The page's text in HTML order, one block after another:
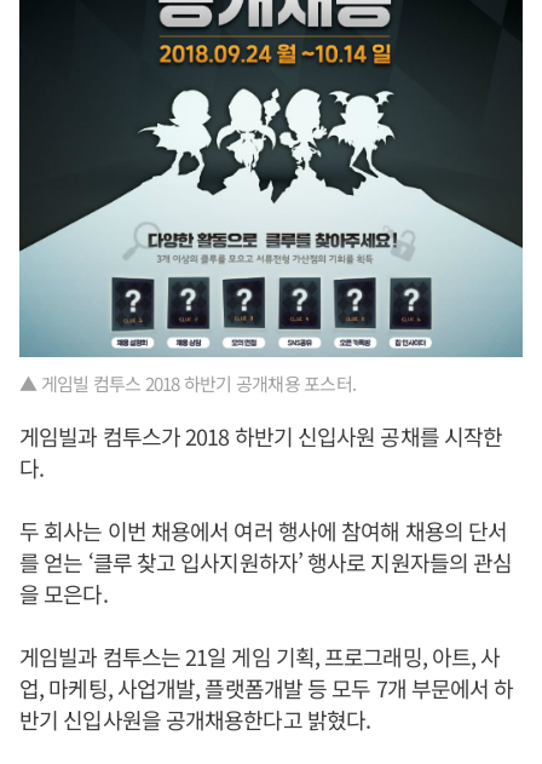
▲ 게임빌 컴투스 2018 하반기 공개채용 포스터.
게임빌과 컴투스가 2018 하반기 신입사원 공채를 시작한
다.
두 회사는 이번 채용에서 여러 행사에 참여해 채용의 단서
를 얻는 ‘클루 찾고 입사지원하자’ 행사로 지원자들의 관심
을 모은다.
게임빌과 컴투스는 21일 게임 기획, 프로그래밍, 아트, 사
업, 마케팅, 사업개발, 플랫폼개발 등 모두 7개 부문에서 하
반기 신입사원을 공개채용한다고 밝혔다.